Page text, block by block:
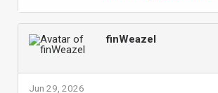
E: Akkuhan se ekana lahoo
Vastaa
finWeazel
Jun 29, 2026